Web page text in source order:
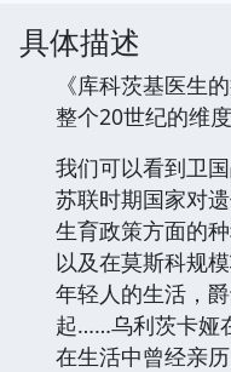
具体描述
《库科茨基医生
整个20世纪的维度
我们可以看到卫
苏联时期国家对
生育政策方面的
以及在莫斯科规
年轻人的生活，
起……乌利茨卡娅
在生活中曾经亲